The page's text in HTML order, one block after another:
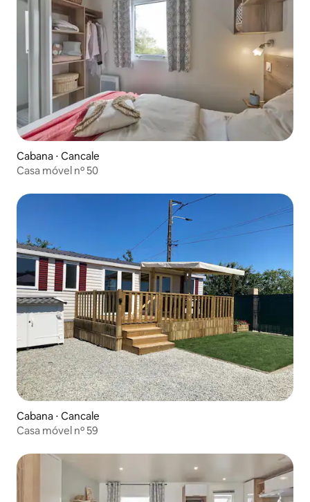
Cabana ⋅ Cancale
Casa móvel nº 50
Cabana ⋅ Cancale
Casa móvel nº 59